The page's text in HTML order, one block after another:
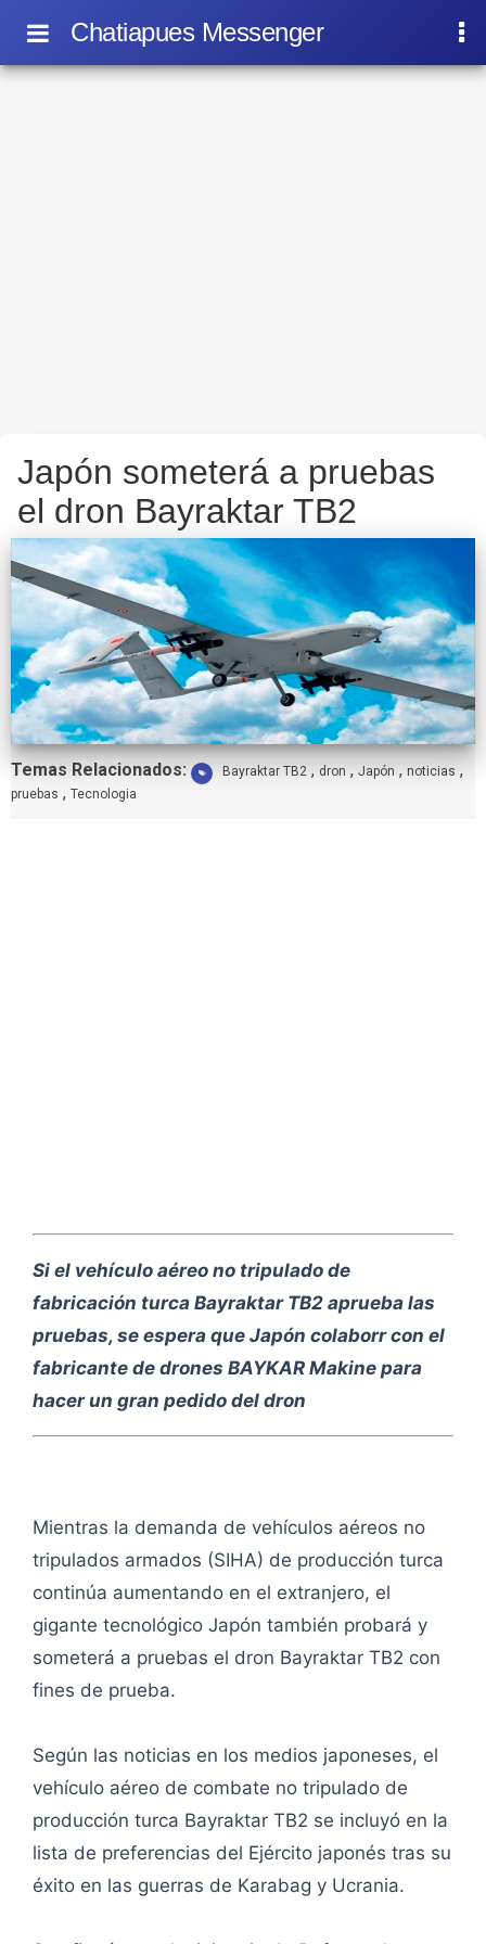
Chatiapues Messenger
Japón someterá a pruebas
el dron Bayraktar TB2
Temas Relacionados: Etiquetas:
Bayraktar TB2 , dron , Japón , noticias ,
pruebas , Tecnologia
Si el vehículo aéreo no tripulado de
fabricación turca Bayraktar TB2 aprueba las
pruebas, se espera que Japón colaborr con el
fabricante de drones BAYKAR Makine para
hacer un gran pedido del dron
Mientras la demanda de vehículos aéreos no
tripulados armados (SIHA) de producción turca
continúa aumentando en el extranjero, el
gigante tecnológico Japón también probará y
someterá a pruebas el dron Bayraktar TB2 con
fines de prueba.
Según las noticias en los medios japoneses, el
vehículo aéreo de combate no tripulado de
producción turca Bayraktar TB2 se incluyó en la
lista de preferencias del Ejército japonés tras su
éxito en las guerras de Karabag y Ucrania.